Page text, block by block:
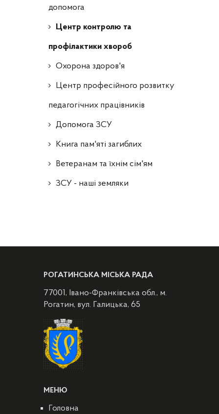
допомога
Центр контролю та
профілактики хвороб
Охорона здоров'я
Центр професійного розвитку
педагогічних працівників
Допомога ЗСУ
Книга пам'яті загиблих
Ветеранам та їхнім сім'ям
ЗСУ - наші земляки
РОГАТИНСЬКА МІСЬКА РАДА
77001, Івано-Франківська обл., м.
Рогатин, вул. Галицька, 65
МЕНЮ
Головна